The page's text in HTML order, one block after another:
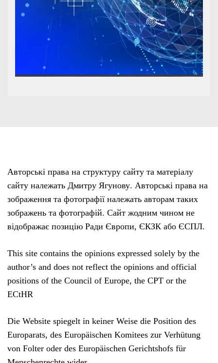
Авторські права на структуру сайту та матеріалу
сайту належать Дмитру Ягунову. Авторські права на
зображення та фотографії належать авторам таких
зображень та фотографій. Сайт жодним чином не
відображає позицію Ради Європи, ЄКЗК або ЄСПЛ.
This site contains the opinions expressed solely by the
author’s and does not reflect the opinions and official
positions of the Council of Europe, the CPT or the
ECtHR
Die Website spiegelt in keiner Weise die Position des
Europarats, des Europäischen Komitees zur Verhütung
von Folter oder des Europäischen Gerichtshofs für